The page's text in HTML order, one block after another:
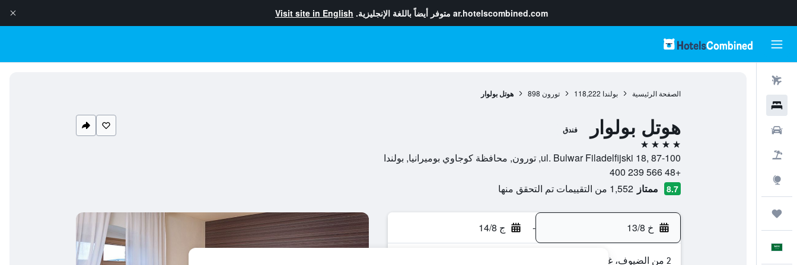
ar.hotelscombined.com متوفر أيضاً باللغة الإنجليزية. Visit site in English
الصفحة الرئيسية بولندا 118,222 تورون 898 هوتل بولوار
هوتل بولوار فندق
4 نجوم
ul. Bulwar Filadelfijski 18, 87-100, تورون, محافظة كوجاوي بوميرانيا, بولندا
+48 566 239 400
8.7 ممتاز 1,552 من التقييمات تم التحقق منها
خ 13/8 - ج 14/8
2 من الضيوف، غرفة واحدة